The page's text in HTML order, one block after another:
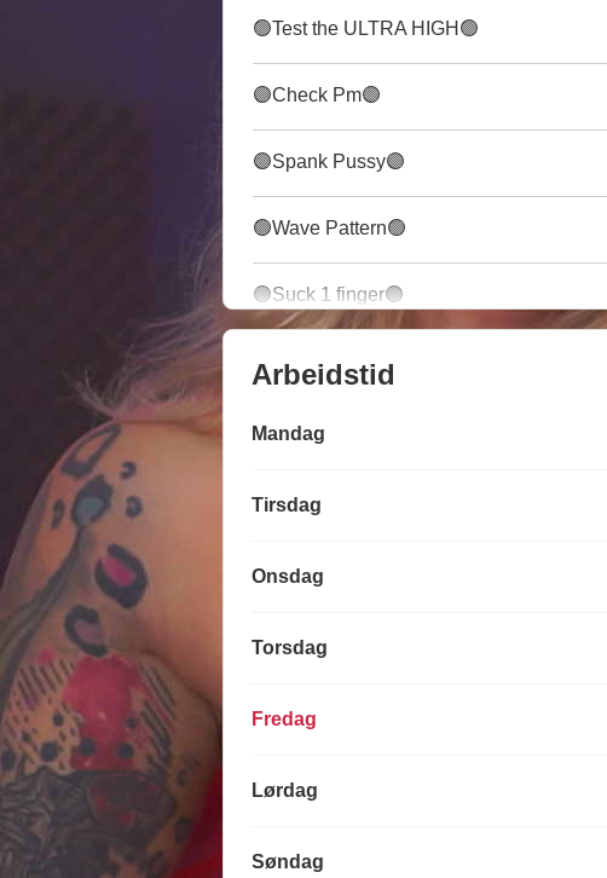
🟢Test the ULTRA HIGH🟢
🟣Check Pm🟣
🟣Spank Pussy🟣
🟢Wave Pattern🟢
🟣Suck 1 finger🟣
Arbeidstid
Mandag
Tirsdag
Onsdag
Torsdag
Fredag
Lørdag
Søndag